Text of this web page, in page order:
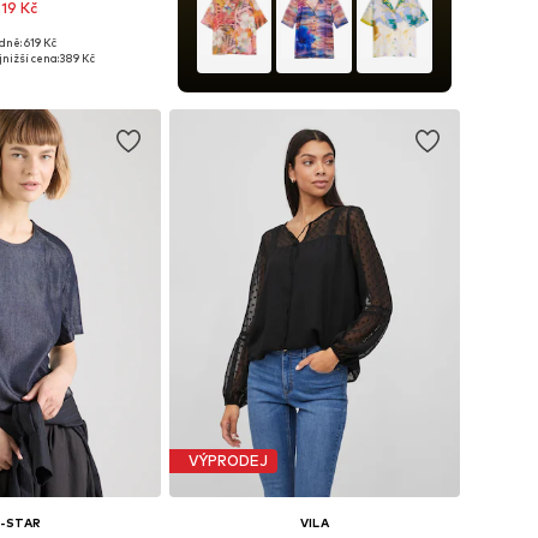
Kč
XS, S, M, L, XL
619 Kč
cena:389 Kč
STAR
VÝPRODEJ
VILA